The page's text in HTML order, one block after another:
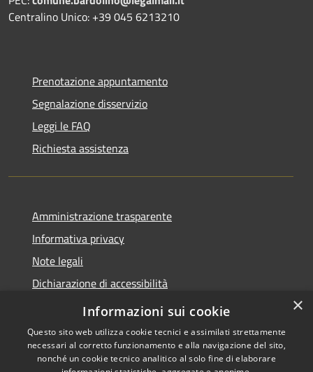
Centralino Unico: +39 045 6213210
Prenotazione appuntamento
Segnalazione disservizio
Leggi le FAQ
Richiesta assistenza
Amministrazione trasparente
Informativa privacy
Note legali
Dichiarazione di accessibilità
Link app municipium
×
Informazioni sui cookie
Questo sito web utilizza cookie tecnici e assimilati strettamente
necessari al corretto funzionamento e alla navigazione del sito,
nonché un cookie tecnico analitico al solo fine di elaborare